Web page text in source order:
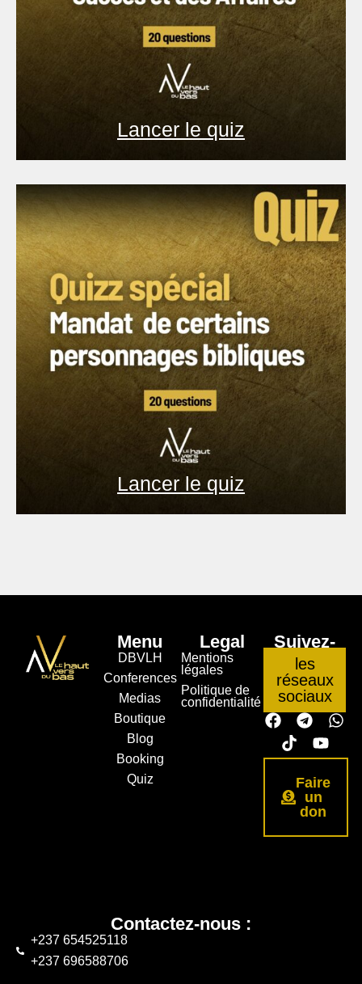
Lancer le quiz
Lancer le quiz
Menu
DBVLH
Conferences
Medias
Boutique
Blog
Booking
Quiz
Legal
Mentions
légales
Politique de
confidentialité
Suivez-
nous sur
les
réseaux
sociaux
Faire
un
don
Contactez-nous :
+237 654525118
+237 696588706